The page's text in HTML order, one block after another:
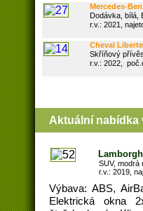
Mercedes-
Dodávka, bílá,
r.v.: 2021,
Cheval Liberte
Skříňový
r.v.: 2022,
Aktuální nabídka
SUV, modrá
r.v.: 2019,
Výbava: ABS,
Elektrická okna